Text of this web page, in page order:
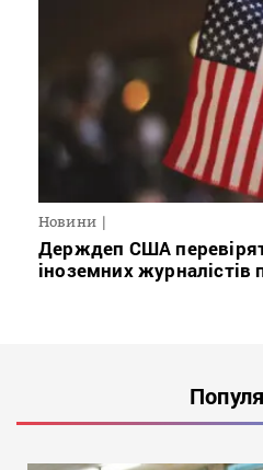
Новини
Держдеп США
іноземних